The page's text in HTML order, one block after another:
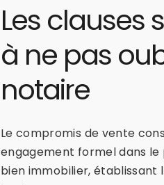
Les clauses
à ne pas
notaire
Le compromis de vente
engagement formel dans le
bien immobilier,